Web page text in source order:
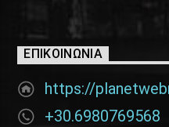
ΕΠΙΚΟΙΝΩΝΊΑ
https://
+30.6980769568